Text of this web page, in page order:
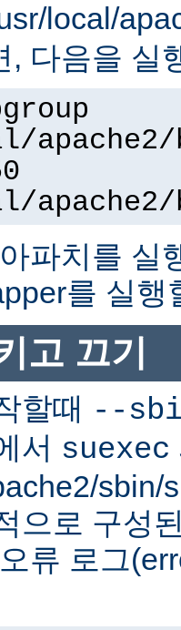
local/
, 다음을 실
apache2/
apache2/
파치를 실
를 실행
고 끄기
할때 --
서 suexec
sbin/
으로 구성
류 로그